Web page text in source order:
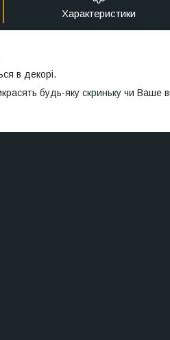
Характеристики
в декорі.
будь-яку скриньку чи Ваше